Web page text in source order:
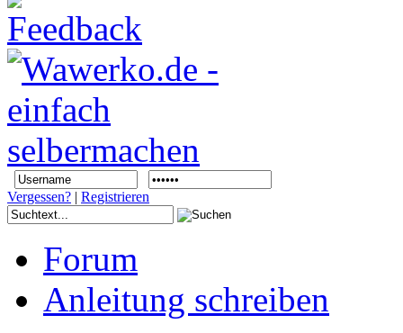
Vergessen? | Registrieren
Forum
Anleitung schreiben